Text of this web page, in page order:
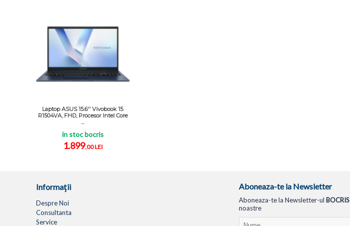
Laptop ASUS 15.6'' Vivobook 15
R1504VA, FHD, Procesor Intel Core
...
in stoc bocris
1.899,00 LEI
Informaţii
Despre Noi
Consultanta
Service
Aboneaza-te la Newsletter
Aboneaza-te la Newsletter-ul BOCRIS
noastre